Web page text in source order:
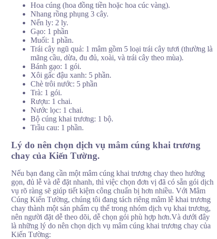
Hoa cúng (hoa đồng tiền hoặc hoa cúc vàng).
Nhang rồng phụng 3 cây.
Nến ly: 2 ly.
Gạo: 1 phần
Muối: 1 phần.
Trái cây ngũ quả: 1 mâm gồm 5 loại trái cây tươi (thường là
mãng cầu, dừa, đu đủ, xoài, và trái cây theo mùa).
Bánh gạo: 1 gói.
Xôi gấc đậu xanh: 5 phần.
Chè trôi nước: 5 phần
Trà: 1 gói.
Rượu: 1 chai.
Nước lọc: 1 chai.
Bộ cúng khai trương: 1 bộ.
Trầu cau: 1 phần.
Lý do nên chọn dịch vụ mâm cúng khai trương
chay của Kiến Tường.
Nếu bạn đang cần một mâm cúng khai trương chay theo hướng
gọn, đủ lễ và dễ đặt nhanh, thì việc chọn đơn vị đã có sẵn gói dịch
vụ rõ ràng sẽ giúp tiết kiệm công chuẩn bị hơn nhiều. Với Mâm
Cúng Kiến Tường, chúng tôi đang tách riêng mâm lễ khai trương
chay thành một sản phẩm cụ thể trong nhóm dịch vụ khai trương,
nên người đặt dễ theo dõi, dễ chọn gói phù hợp hơn.Và dưới đây
là những lý do nên chọn dịch vụ mâm cúng khai trương chay của
Kiến Tường: